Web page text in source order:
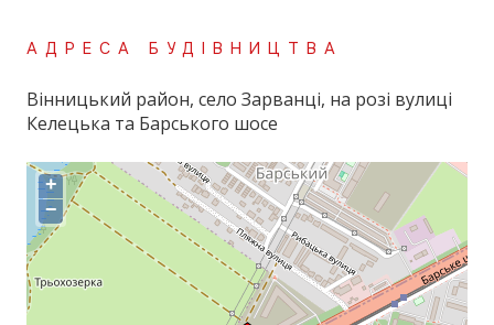
АДРЕСА БУДІВНИЦТВА
Вінницький район, село Зарванці, на розі вулиці
Келецька та Барського шосе
+
−